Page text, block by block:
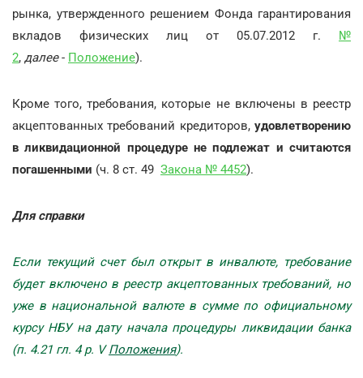
рынка, утвержденного решением Фонда гарантирования
вкладов физических лиц от 05.07.2012 г. №
2, далее- Положение).
Кроме того, требования, которые не включены в реестр
акцептованных требований кредиторов, удовлетворению
в ликвидационной процедуре не подлежат и считаются
погашенными (ч. 8 ст. 49 Закона № 4452).
Для справки
Если текущий счет был открыт в инвалюте, требование
будет включено в реестр акцептованных требований, но
уже в национальной валюте в сумме по официальному
курсу НБУ на дату начала процедуры ликвидации банка
(п. 4.21 гл. 4 р. VПоложения).